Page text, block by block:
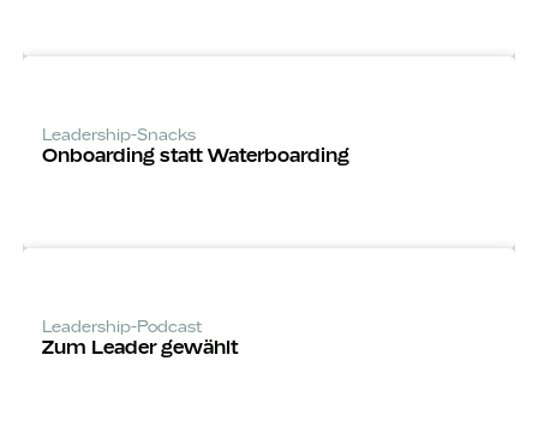
Leadership-Snacks
Onboarding statt Waterboarding
Leadership-Podcast
Zum Leader gewählt